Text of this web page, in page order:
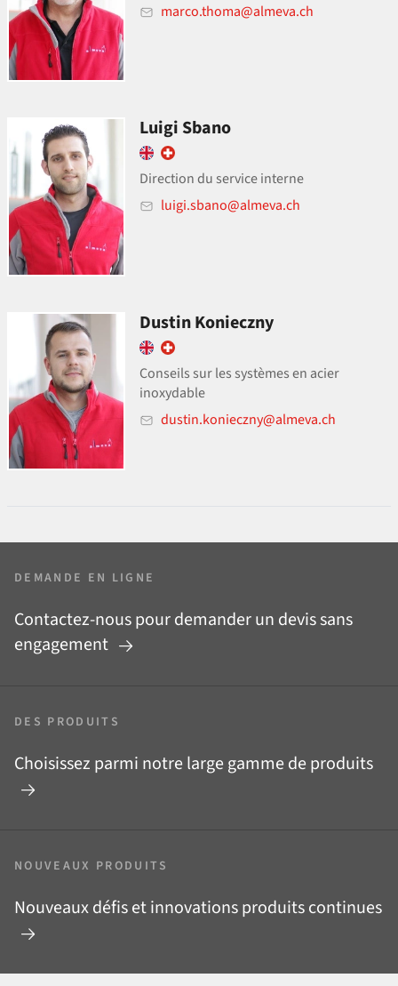
marco.thoma@almeva.ch
Luigi Sbano
Direction du service interne
luigi.sbano@almeva.ch
Dustin Konieczny
Conseils sur les systèmes en acier
inoxydable
dustin.konieczny@almeva.ch
DEMANDE EN LIGNE
Contactez-nous pour demander un devis sans
engagement
DES PRODUITS
Choisissez parmi notre large gamme de produits
NOUVEAUX PRODUITS
Nouveaux défis et innovations produits continues